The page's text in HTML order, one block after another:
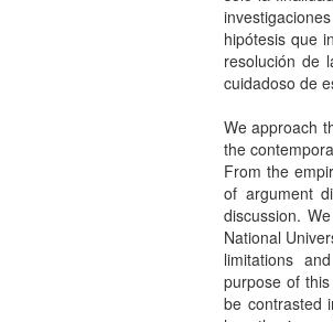
hipótesis que
resolución de
cuidadoso de
We approach
the
From the
of argument
discussion.
National
limitations
purpose of
be contrasted